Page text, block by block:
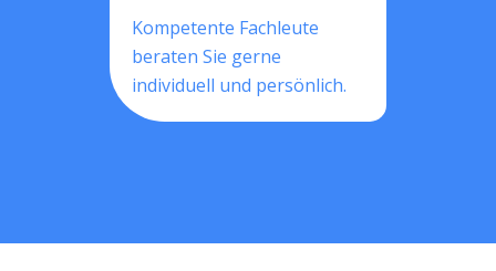
Kompetente Fachleute
beraten Sie gerne
individuell und persönlich.